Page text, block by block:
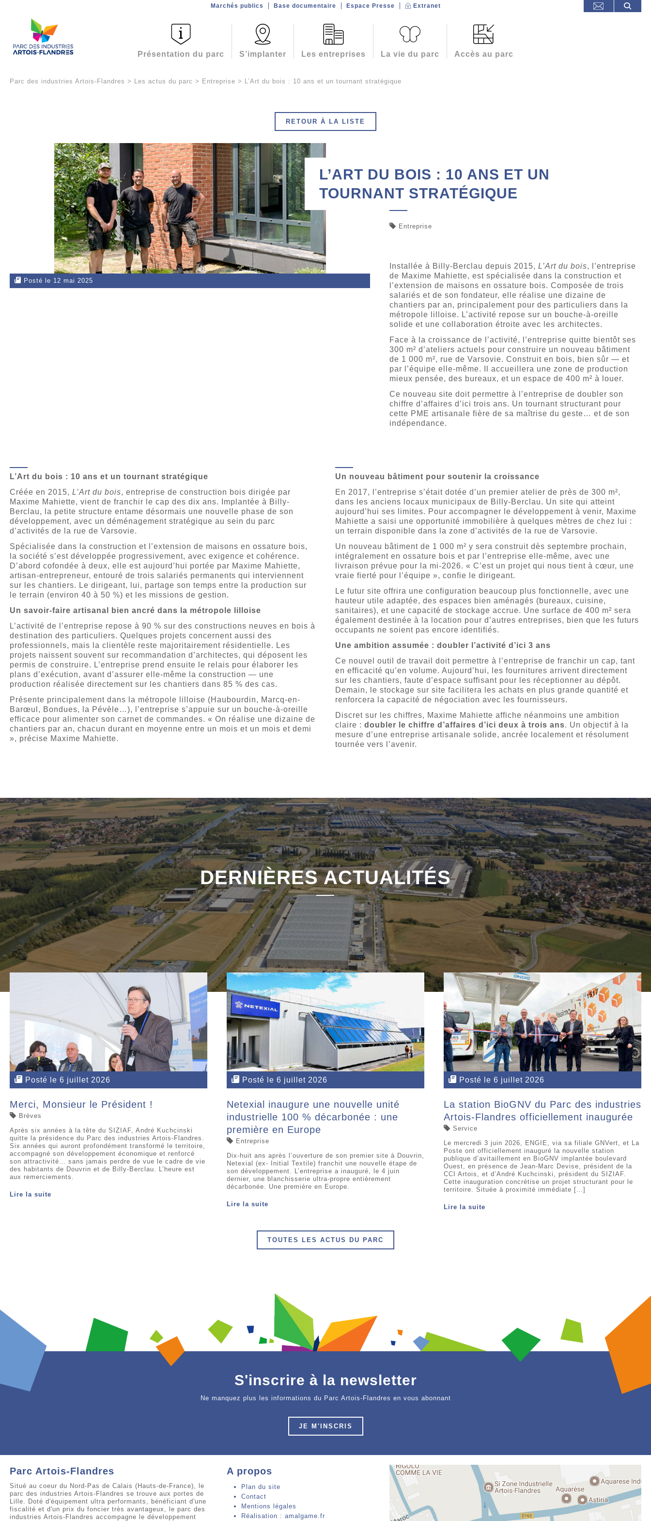
Présentation du parc S’implanter Les entreprises La vie du parc Accès au parc
Marchés publics Base documentaire Espace Presse Extranet
Parc des industries Artois-Flandres > Les actus du parc > Entreprise > L’Art du bois : 10 ans et un tournant stratégique
RETOUR À LA LISTE
Posté le 12 mai 2025
L’ART DU BOIS : 10 ANS ET UN
TOURNANT STRATÉGIQUE
Entreprise
Installée à Billy-Berclau depuis 2015, L’Art du bois, l’entreprise
de Maxime Mahiette, est spécialisée dans la construction et
l’extension de maisons en ossature bois. Composée de trois
salariés et de son fondateur, elle réalise une dizaine de
chantiers par an, principalement pour des particuliers dans la
métropole lilloise. L’activité repose sur un bouche-à-oreille
solide et une collaboration étroite avec les architectes.
Face à la croissance de l’activité, l’entreprise quitte bientôt ses
300 m² d’ateliers actuels pour construire un nouveau bâtiment
de 1 000 m², rue de Varsovie. Construit en bois, bien sûr — et
par l’équipe elle-même. Il accueillera une zone de production
mieux pensée, des bureaux, et un espace de 400 m² à louer.
Ce nouveau site doit permettre à l’entreprise de doubler son
chiffre d’affaires d’ici trois ans. Un tournant structurant pour
cette PME artisanale fière de sa maîtrise du geste… et de son
indépendance.
L’Art du bois : 10 ans et un tournant stratégique
Créée en 2015, L’Art du bois, entreprise de construction bois dirigée par
Maxime Mahiette, vient de franchir le cap des dix ans. Implantée à Billy-
Berclau, la petite structure entame désormais une nouvelle phase de son
développement, avec un déménagement stratégique au sein du parc
d’activités de la rue de Varsovie.
Spécialisée dans la construction et l’extension de maisons en ossature bois,
la société s’est développée progressivement, avec exigence et cohérence.
D’abord cofondée à deux, elle est aujourd’hui portée par Maxime Mahiette,
artisan-entrepreneur, entouré de trois salariés permanents qui interviennent
sur les chantiers. Le dirigeant, lui, partage son temps entre la production sur
le terrain (environ 40 à 50 %) et les missions de gestion.
Un savoir-faire artisanal bien ancré dans la métropole lilloise
L’activité de l’entreprise repose à 90 % sur des constructions neuves en bois à
destination des particuliers. Quelques projets concernent aussi des
professionnels, mais la clientèle reste majoritairement résidentielle. Les
projets naissent souvent sur recommandation d’architectes, qui déposent les
permis de construire. L’entreprise prend ensuite le relais pour élaborer les
plans d’exécution, avant d’assurer elle-même la construction — une
production réalisée directement sur les chantiers dans 85 % des cas.
Présente principalement dans la métropole lilloise (Haubourdin, Marcq-en-
Barœul, Bondues, la Pévèle…), l’entreprise s’appuie sur un bouche-à-oreille
efficace pour alimenter son carnet de commandes. « On réalise une dizaine de
chantiers par an, chacun durant en moyenne entre un mois et un mois et demi
», précise Maxime Mahiette.
Un nouveau bâtiment pour soutenir la croissance
En 2017, l’entreprise s’était dotée d’un premier atelier de près de 300 m²,
dans les anciens locaux municipaux de Billy-Berclau. Un site qui atteint
aujourd’hui ses limites. Pour accompagner le développement à venir, Maxime
Mahiette a saisi une opportunité immobilière à quelques mètres de chez lui :
un terrain disponible dans la zone d’activités de la rue de Varsovie.
Un nouveau bâtiment de 1 000 m² y sera construit dès septembre prochain,
intégralement en ossature bois et par l’entreprise elle-même, avec une
livraison prévue pour la mi-2026. « C’est un projet qui nous tient à cœur, une
vraie fierté pour l’équipe », confie le dirigeant.
Le futur site offrira une configuration beaucoup plus fonctionnelle, avec une
hauteur utile adaptée, des espaces bien aménagés (bureaux, cuisine,
sanitaires), et une capacité de stockage accrue. Une surface de 400 m² sera
également destinée à la location pour d’autres entreprises, bien que les futurs
occupants ne soient pas encore identifiés.
Une ambition assumée : doubler l’activité d’ici 3 ans
Ce nouvel outil de travail doit permettre à l’entreprise de franchir un cap, tant
en efficacité qu’en volume. Aujourd’hui, les fournitures arrivent directement
sur les chantiers, faute d’espace suffisant pour les réceptionner au dépôt.
Demain, le stockage sur site facilitera les achats en plus grande quantité et
renforcera la capacité de négociation avec les fournisseurs.
Discret sur les chiffres, Maxime Mahiette affiche néanmoins une ambition
claire : doubler le chiffre d’affaires d’ici deux à trois ans. Un objectif à la
mesure d’une entreprise artisanale solide, ancrée localement et résolument
tournée vers l’avenir.
DERNIÈRES ACTUALITÉS
Posté le 6 juillet 2026
Merci, Monsieur le Président !
Brèves
Après six années à la tête du SIZIAF, André Kuchcinski
quitte la présidence du Parc des industries Artois-Flandres.
Six années qui auront profondément transformé le territoire,
accompagné son développement économique et renforcé
son attractivité… sans jamais perdre de vue le cadre de vie
des habitants de Douvrin et de Billy-Berclau. L’heure est
aux remerciements.
Lire la suite
Posté le 6 juillet 2026
Netexial inaugure une nouvelle unité
industrielle 100 % décarbonée : une
première en Europe
Entreprise
Dix-huit ans après l’ouverture de son premier site à Douvrin,
Netexial (ex- Initial Textile) franchit une nouvelle étape de
son développement. L’entreprise a inauguré, le 4 juin
dernier, une blanchisserie ultra-propre entièrement
décarbonée. Une première en Europe.
Lire la suite
Posté le 6 juillet 2026
La station BioGNV du Parc des industries
Artois-Flandres officiellement inaugurée
Service
Le mercredi 3 juin 2026, ENGIE, via sa filiale GNVert, et La
Poste ont officiellement inauguré la nouvelle station
publique d’avitaillement en BioGNV implantée boulevard
Ouest, en présence de Jean-Marc Devise, président de la
CCI Artois, et d’André Kuchcinski, président du SIZIAF.
Cette inauguration concrétise un projet structurant pour le
territoire. Située à proximité immédiate […]
Lire la suite
TOUTES LES ACTUS DU PARC
S'inscrire à la newsletter
Ne manquez plus les informations du Parc Artois-Flandres en vous abonnant
JE M'INSCRIS
Parc Artois-Flandres
Situé au coeur du Nord-Pas de Calais (Hauts-de-France), le
parc des industries Artois-Flandres se trouve aux portes de
Lille. Doté d'équipement ultra performants, bénéficiant d'une
fiscalité et d'un prix du foncier très avantageux, le parc des
industries Artois-Flandres accompagne le développement
A propos
Plan du site
Contact
Mentions légales
Réalisation : amalgame.fr